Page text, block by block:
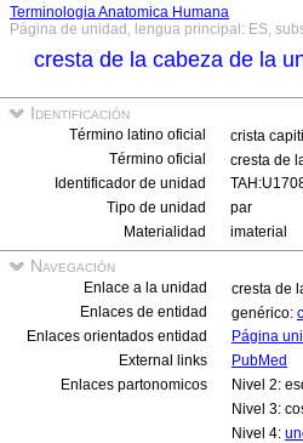
Terminologia Anatomica Humana
Página de unidad, lengua principal: ES,
cresta de la cabeza de la
Identificación
Término latino oficial
crista
Término oficial
cresta de
Identificador de unidad
Tipo de unidad
par
Materialidad
imaterial
Navegación
Enlace a la unidad
cresta de
Enlaces de entidad
genérico:
Enlaces orientados entidad
Página
External links
PubMed
Enlaces partonomicos
Nivel 2:
Nivel 3:
Nivel 4: